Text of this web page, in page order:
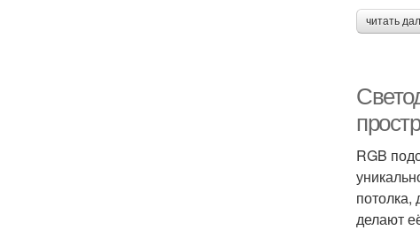
читать
RGB
потолка,
делают